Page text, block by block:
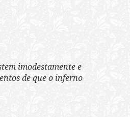
imodestamente e
de que o inferno